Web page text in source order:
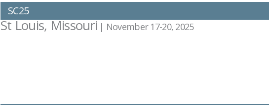
SC25
St Louis, Missouri | November 17-20, 2025